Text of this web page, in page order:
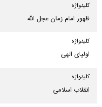
كلیدواژه
ظهور امام زمان عجل الله
كلیدواژه
اولیای الهی
كلیدواژه
انقلاب اسلامی